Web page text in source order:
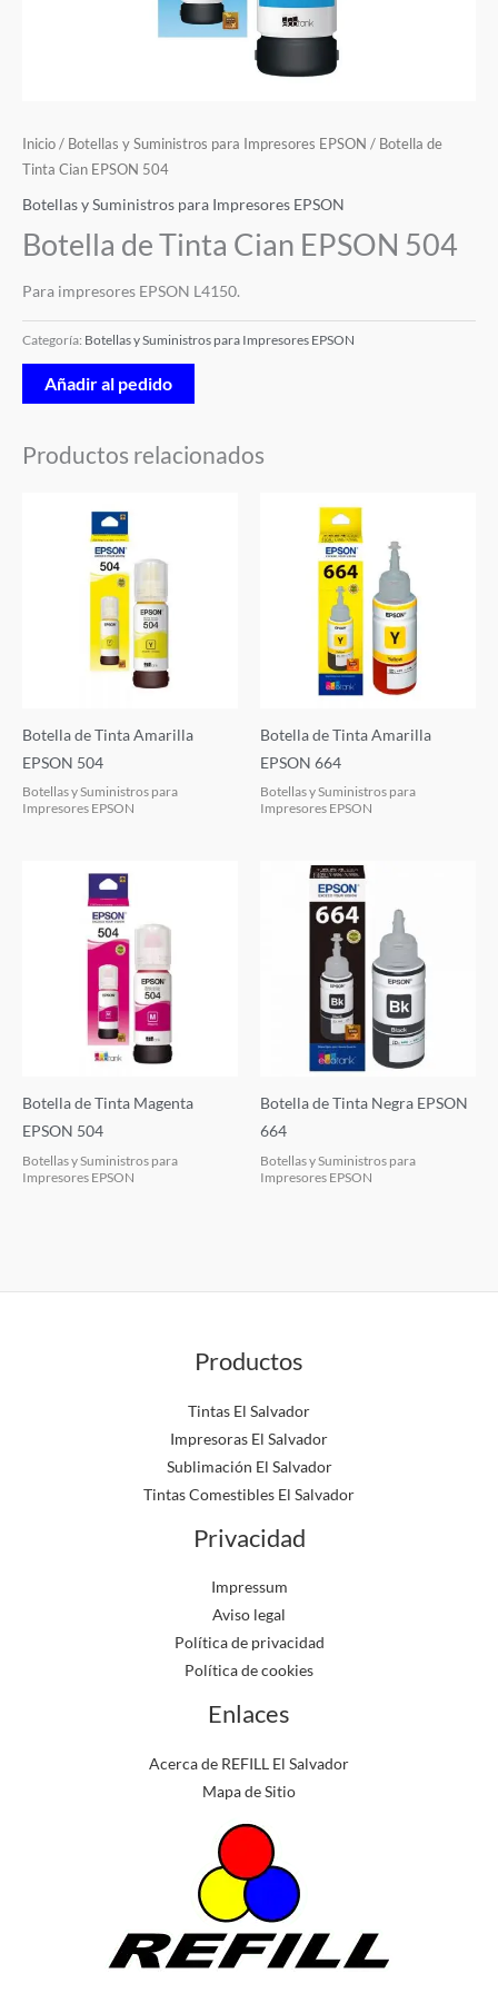
Inicio / Botellas y Suministros para Impresores EPSON / Botella de
Tinta Cian EPSON 504
Botellas y Suministros para Impresores EPSON
Botella de Tinta Cian EPSON 504
Para impresores EPSON L4150.
Categoría: Botellas y Suministros para Impresores EPSON
Añadir al pedido
Productos relacionados
Botella de Tinta Amarilla
EPSON 504
Botellas y Suministros para
Impresores EPSON
Botella de Tinta Amarilla
EPSON 664
Botellas y Suministros para
Impresores EPSON
Botella de Tinta Magenta
EPSON 504
Botellas y Suministros para
Impresores EPSON
Botella de Tinta Negra EPSON
664
Botellas y Suministros para
Impresores EPSON
Productos
Tintas El Salvador
Impresoras El Salvador
Sublimación El Salvador
Tintas Comestibles El Salvador
Privacidad
Impressum
Aviso legal
Política de privacidad
Política de cookies
Enlaces
Acerca de REFILL El Salvador
Mapa de Sitio